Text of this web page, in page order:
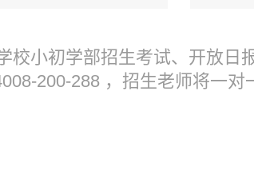
校小初学部招生考试、开放日
200-288 ，招生老师将一对